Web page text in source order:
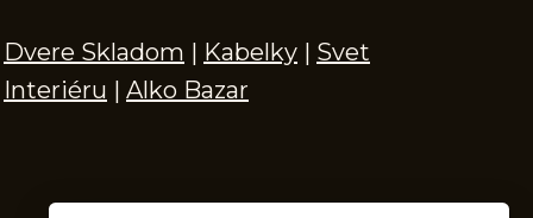
Dvere Skladom | Kabelky | Svet
Interiéru | Alko Bazar